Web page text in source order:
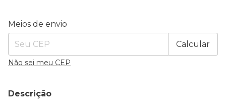
Entregas para o CEP:
Meios de envio
Calcular
Não sei meu CEP
Descrição